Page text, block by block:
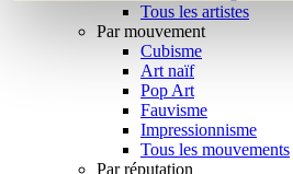
Tous les artistes
Par mouvement
Cubisme
Art naïf
Pop Art
Fauvisme
Impressionnisme
Tous les mouvements
Par réputation